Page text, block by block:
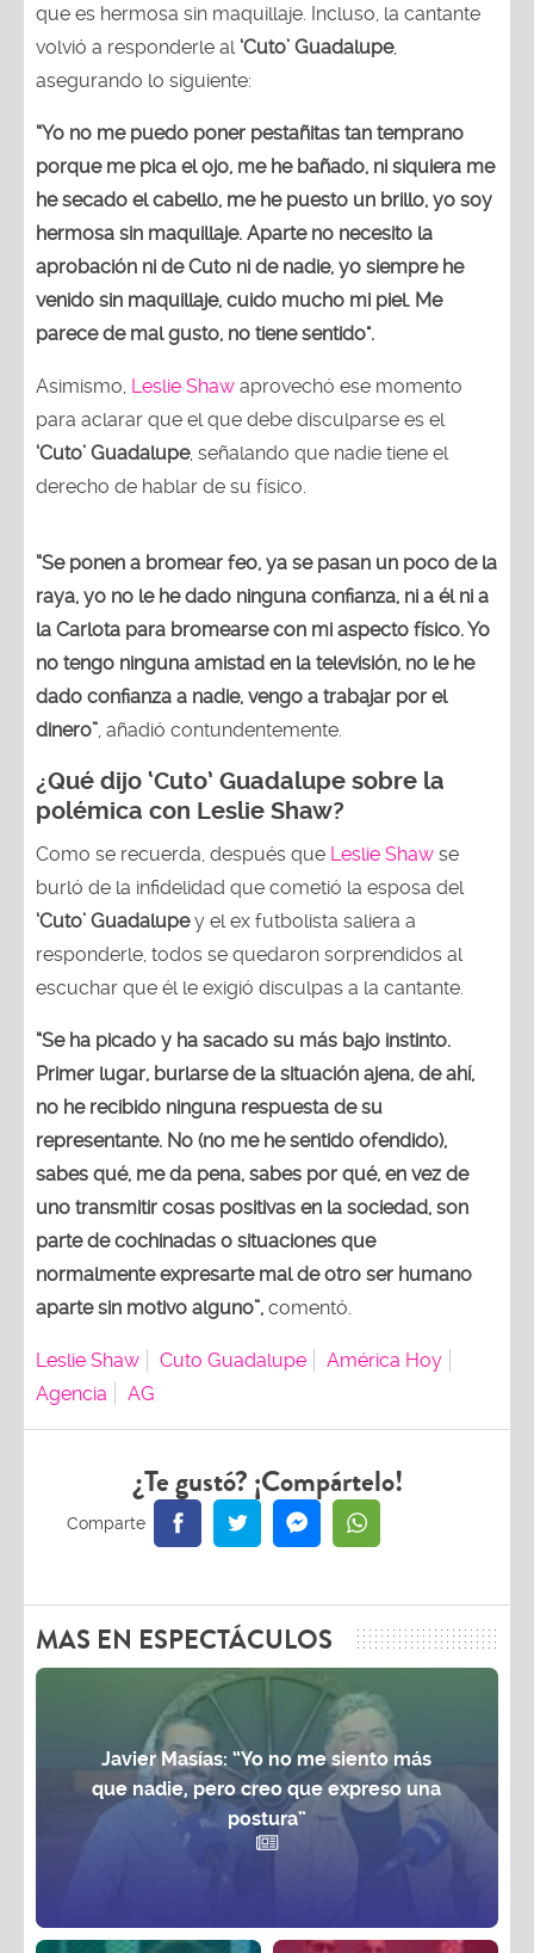
que es hermosa sin maquillaje. Incluso, la cantante
volvió a responderle al ‘Cuto’ Guadalupe,
asegurando lo siguiente:
“Yo no me puedo poner pestañitas tan temprano
porque me pica el ojo, me he bañado, ni siquiera me
he secado el cabello, me he puesto un brillo, yo soy
hermosa sin maquillaje. Aparte no necesito la
aprobación ni de Cuto ni de nadie, yo siempre he
venido sin maquillaje, cuido mucho mi piel. Me
parece de mal gusto, no tiene sentido".
Asimismo, Leslie Shaw aprovechó ese momento
para aclarar que el que debe disculparse es el
‘Cuto’ Guadalupe, señalando que nadie tiene el
derecho de hablar de su físico.
“Se ponen a bromear feo, ya se pasan un poco de la
raya, yo no le he dado ninguna confianza, ni a él ni a
la Carlota para bromearse con mi aspecto físico. Yo
no tengo ninguna amistad en la televisión, no le he
dado confianza a nadie, vengo a trabajar por el
dinero” , añadió contundentemente.
¿Qué dijo ‘Cuto’ Guadalupe sobre la
polémica con Leslie Shaw?
Como se recuerda, después que Leslie Shaw se
burló de la infidelidad que cometió la esposa del
‘Cuto’ Guadalupey el ex futbolista saliera a
responderle, todos se quedaron sorprendidos al
escuchar que él le exigió disculpas a la cantante.
“Se ha picado y ha sacado su más bajo instinto.
Primer lugar, burlarse de la situación ajena, de ahí,
no he recibido ninguna respuesta de su
representante. No (no me he sentido ofendido),
sabes qué, me da pena, sabes por qué, en vez de
uno transmitir cosas positivas en la sociedad, son
parte de cochinadas o situaciones que
normalmente expresarte mal de otro ser humano
aparte sin motivo alguno”, comentó.
Leslie Shaw Cuto Guadalupe
América Hoy
Agencia
AG
¿Te gustó? ¡Compártelo!
MAS EN ESPECTÁCULOS
Javier Masías: “Yo no me siento más
que nadie, pero creo que expreso una
postura”